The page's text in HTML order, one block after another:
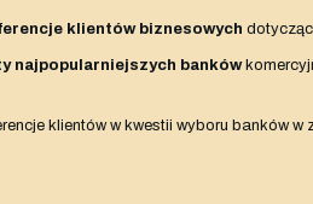
klientów biznesowych
najpopularniejszych banków
klientów w kwestii wyboru banków w